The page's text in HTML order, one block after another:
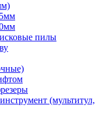
пилы
(мультитул,